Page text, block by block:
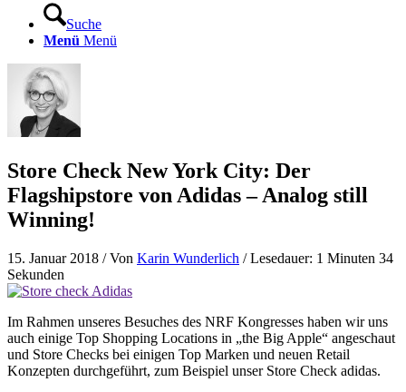
Suche
Menü Menü
Store Check New York City: Der
Flagshipstore von Adidas – Analog still
Winning!
15. Januar 2018 / Von Karin Wunderlich / Lesedauer: 1 Minuten 34
Sekunden
Im Rahmen unseres Besuches des NRF Kongresses haben wir uns
auch einige Top Shopping Locations in „the Big Apple“ angeschaut
und Store Checks bei einigen Top Marken und neuen Retail
Konzepten durchgeführt, zum Beispiel unser Store Check adidas.